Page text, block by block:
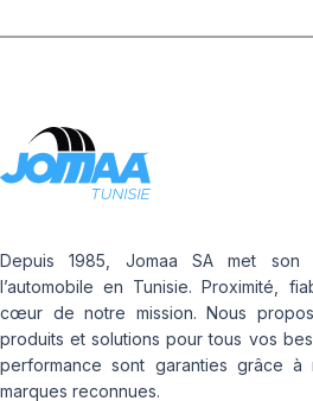
Depuis 1985, Jomaa SA met
l’automobile en Tunisie. Proximité,
cœur de notre mission. Nous
produits et solutions pour tous vos
performance sont garanties grâce à
marques reconnues.